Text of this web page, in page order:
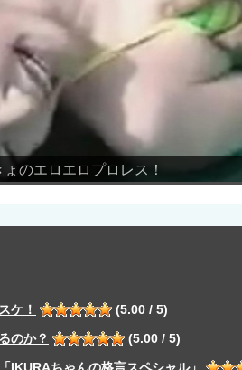
のエロエロプロレス！
ケ！
(5.00 / 5)
のか？
(5.00 / 5)
IKURAちゃんの格言スペシャル」